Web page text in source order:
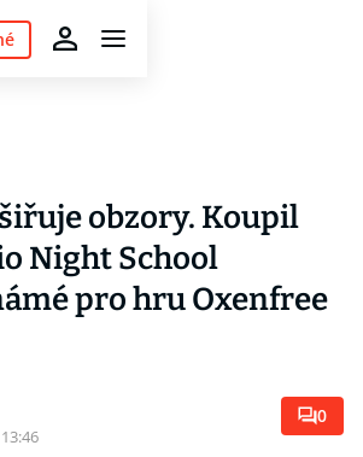
obzory. Koupil
Night School
pro hru Oxenfree
13:46
0